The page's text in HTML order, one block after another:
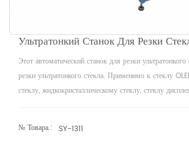
Ультратонкий Станок Для Резки
Этот автоматический станок для резки ультратонкого
резки ультратонкого стекла. Применимо к стеклу
стеклу, жидкокристаллическому стеклу, стеклу
производительности и простоте в эксплуатации,
№ Товара.: SY-1311